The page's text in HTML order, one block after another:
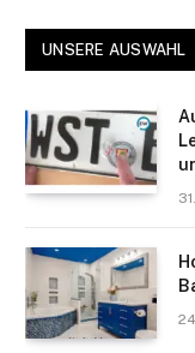
UNSERE AUSWAHL